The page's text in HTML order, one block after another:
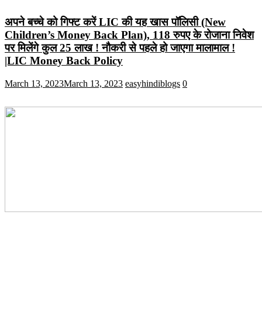
अपने बच्चे को गिफ्ट करें LIC की यह खास पॉलिसी (New
Children’s Money Back Plan), 118 रुपए के रोजाना निवेश
पर मिलेंगे कुल 25 लाख ! नौकरी से पहले हो जाएगा मालामाल !
|LIC Money Back Policy
March 13, 2023March 13, 2023 easyhindiblogs 0